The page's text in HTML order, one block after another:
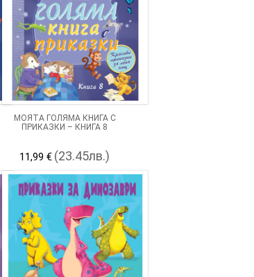
МОЯТА ГОЛЯМА КНИГА С
ПРИКАЗКИ – КНИГА 8
11,99 € (23.45лв.)